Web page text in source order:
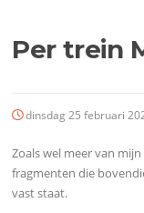
Per trein
dinsdag 25 februari
Zoals wel meer van
fragmenten die
vast staat.